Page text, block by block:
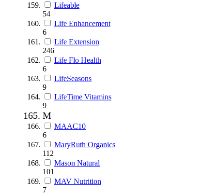
Lifeable
54
Life Enhancement
6
Life Extension
246
Life Flo Health
6
LifeSeasons
9
LifeTime Vitamins
9
M
MAAC10
6
MaryRuth Organics
112
Mason Natural
101
MAV Nutrition
7